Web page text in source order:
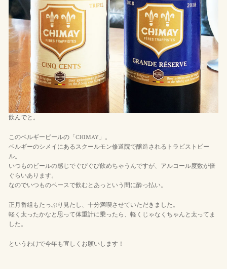
飲んでと。
このベルギービールの「CHIMAY」。
ベルギーのシメイにあるスクールモン修道院で醸造されるトラピストビー
ル。
いつものビールの感じでぐびぐび飲めちゃうんですが、アルコール度数が倍
ぐらいあります。
なのでいつものペースで飲むとあっという間に酔っ払い。
正月番組もたっぷり見たし、十分満喫させていただきました。
軽く太ったかなと思って体重計に乗ったら、軽くじゃなくちゃんと太ってま
した。
というわけで今年も宜しくお願いします！